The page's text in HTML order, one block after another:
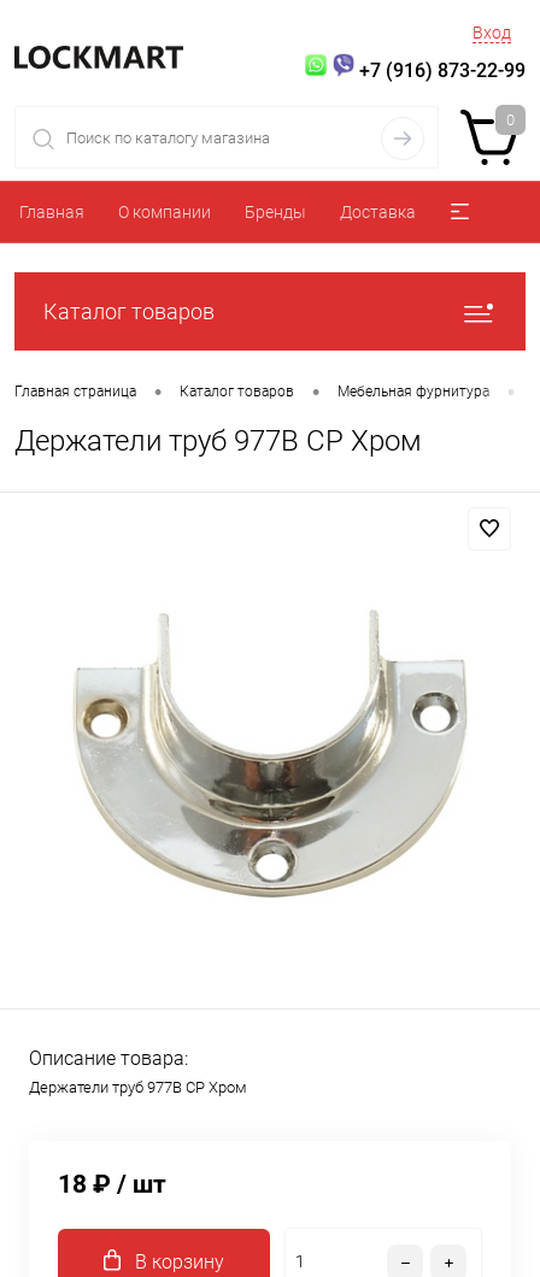
Вход
+7 (916) 873-22-99
0
Главная О компании Бренды Доставка
Каталог товаров
Главная страница • Каталог товаров • Мебельная фурнитура •
Держатели труб 977B CP Хром
Описание товара:
Держатели труб 977B CP Хром
18 ₽ / шт
В корзину